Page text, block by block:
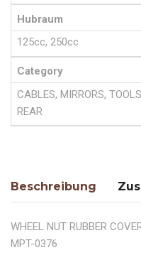
Hubraum
125cc, 250cc
Category
CABLES, MIRRORS,
REAR
Beschreibung
WHEEL NUT RUBBER
MPT-0376